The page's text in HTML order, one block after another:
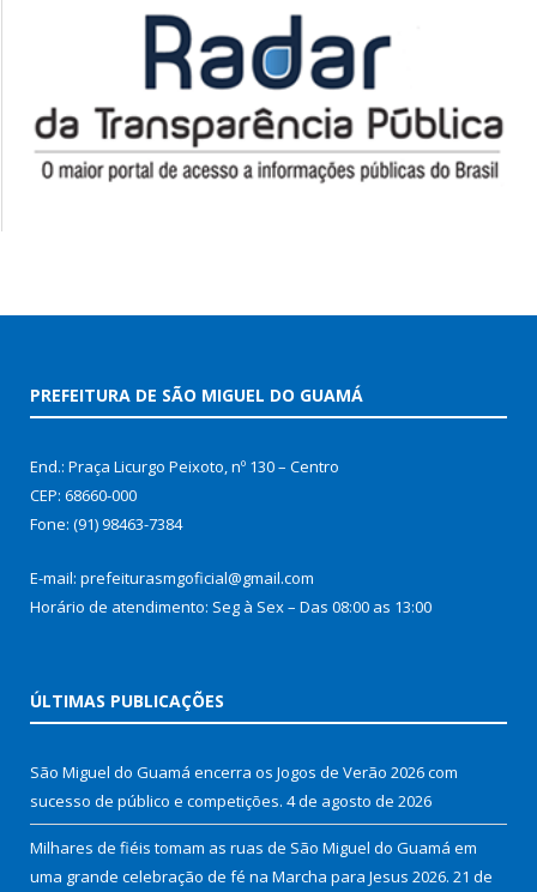
PREFEITURA DE SÃO MIGUEL DO GUAMÁ
End.: Praça Licurgo Peixoto, nº 130 – Centro
CEP: 68660-000
Fone: (91) 98463-7384
E-mail: prefeiturasmgoficial@gmail.com
Horário de atendimento: Seg à Sex – Das 08:00 as 13:00
ÚLTIMAS PUBLICAÇÕES
São Miguel do Guamá encerra os Jogos de Verão 2026 com
sucesso de público e competições. 4 de agosto de 2026
Milhares de fiéis tomam as ruas de São Miguel do Guamá em
uma grande celebração de fé na Marcha para Jesus 2026. 21 de